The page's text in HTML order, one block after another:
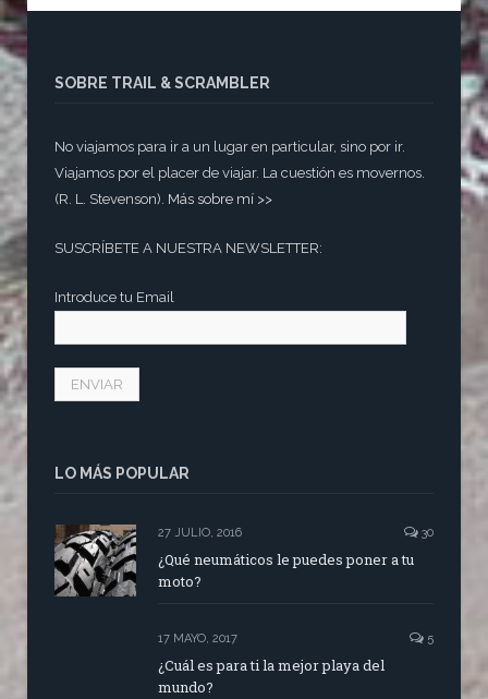
SOBRE TRAIL & SCRAMBLER
No viajamos para ir a un lugar en particular, sino por ir.
Viajamos por el placer de viajar. La cuestión es movernos.
(R. L. Stevenson). Más sobre mí >>
SUSCRÍBETE A NUESTRA NEWSLETTER:
Introduce tu Email
LO MÁS POPULAR
27 JULIO, 2016 30
¿Qué neumáticos le puedes poner a tu
moto?
17 MAYO, 2017 5
¿Cuál es para ti la mejor playa del
mundo?